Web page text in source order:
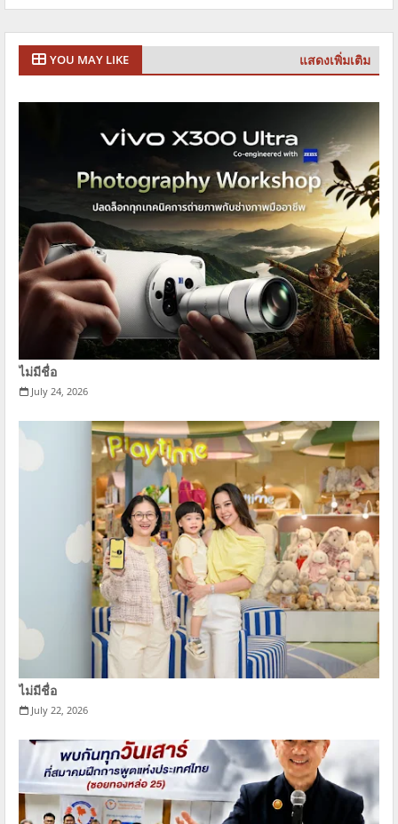
YOU MAY LIKE แสดงเพิ่มเติม
ไม่มีชื่อ
July 24, 2026
ไม่มีชื่อ
July 22, 2026